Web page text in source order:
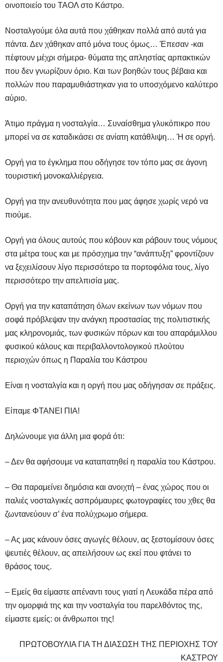
οινοποιείο του ΤΑΟΛ στο Κάστρο.
Νοσταλγούμε όλα αυτά που χάθηκαν πολλά από αυτά για
πάντα. Δεν χάθηκαν από μόνα τους όμως… Έπεσαν -και
πέφτουν μέχρι σήμερα- θύματα της απληστίας αρπακτικών
που δεν γνωρίζουν όριο. Και των βοηθών τους βέβαια και
πολλών που παραμυθιάστηκαν για το υποσχόμενο καλύτερο
αύριο.
Άτιμο πράγμα η νοσταλγία… Συναίσθημα γλυκόπικρο που
μπορεί να σε καταδικάσει σε ανίατη κατάθλιψη… Ή σε οργή.
Οργή για το έγκλημα που οδήγησε τον τόπο μας σε άγονη
τουριστική μονοκαλλιέργεια.
Οργή για την ανευθυνότητα που μας άφησε χωρίς νερό να
πιούμε.
Οργή για όλους αυτούς που κόβουν και ράβουν τους νόμους
στα μέτρα τους και με πρόσχημα την “ανάπτυξη” φροντίζουν
να ξεχειλίσουν λίγο περισσότερο τα πορτοφόλια τους, λίγο
περισσότερο την απελπισία μας.
Οργή για την καταπάτηση όλων εκείνων των νόμων που
σοφά πρόβλεψαν την ανάγκη προστασίας της πολιτιστικής
μας κληρονομιάς, των φυσικών πόρων και του απαράμιλλου
φυσικού κάλους και περιβαλλοντολογικού πλούτου
περιοχών όπως η Παραλία του Κάστρου
Είναι η νοσταλγία και η οργή που μας οδήγησαν σε πράξεις.
Είπαμε ΦΤΑΝΕΙ ΠΙΑ!
Δηλώνουμε για άλλη μια φορά ότι:
– Δεν θα αφήσουμε να καταπατηθεί η παραλία του Κάστρου.
– Θα παραμείνει δημόσια και ανοιχτή – ένας χώρος που οι
παλιές νοσταλγικές ασπρόμαυρες φωτογραφίες του χθες θα
ζωντανεύουν σ’ ένα πολύχρωμο σήμερα.
– Ας μας κάνουν όσες αγωγές θέλουν, ας ξεστομίσουν όσες
ψευτιές θέλουν, ας απειλήσουν ως εκεί που φτάνει το
θράσος τους.
– Εμείς θα είμαστε απέναντι τους γιατί η Λευκάδα πέρα από
την ομορφιά της και την νοσταλγία του παρελθόντος της,
είμαστε εμείς: οι άνθρωποι της!
ΠΡΩΤΟΒΟΥΛΙΑ ΓΙΑ ΤΗ ΔΙΑΣΩΣΗ ΤΗΣ ΠΕΡΙΟΧΗΣ ΤΟΥ
ΚΑΣΤΡΟΥ